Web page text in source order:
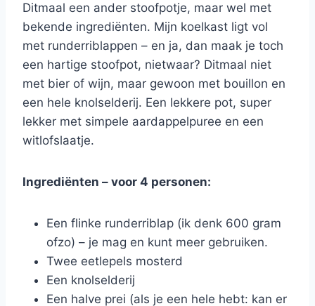
Ditmaal een ander stoofpotje, maar wel met
bekende ingrediënten. Mijn koelkast ligt vol
met runderriblappen – en ja, dan maak je toch
een hartige stoofpot, nietwaar? Ditmaal niet
met bier of wijn, maar gewoon met bouillon en
een hele knolselderij. Een lekkere pot, super
lekker met simpele aardappelpuree en een
witlofslaatje.
Ingrediënten – voor 4 personen:
Een flinke runderriblap (ik denk 600 gram
ofzo) – je mag en kunt meer gebruiken.
Twee eetlepels mosterd
Een knolselderij
Een halve prei (als je een hele hebt: kan er